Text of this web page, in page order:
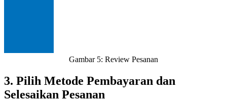
Gambar 5: Review Pesanan
3. Pilih Metode Pembayaran dan
Selesaikan Pesanan